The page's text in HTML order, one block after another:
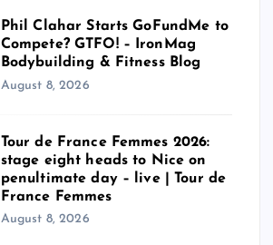
Phil Clahar Starts GoFundMe to
Compete? GTFO! – IronMag
Bodybuilding & Fitness Blog
August 8, 2026
Tour de France Femmes 2026:
stage eight heads to Nice on
penultimate day – live | Tour de
France Femmes
August 8, 2026